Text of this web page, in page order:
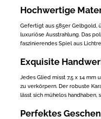
Hochwertige
Gefertigt aus 585er Gelbgold,
luxuriöse Ausstrahlung. Das
faszinierendes Spiel aus
Exquisite
Jedes Glied misst 7,5 x 14
zu verkörpern. Der robuste
lässt sich mühelos
Perfektes